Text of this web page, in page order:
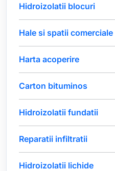
Hidroizolatii blocuri
Hale si spatii comerciale
Harta acoperire
Carton bituminos
Hidroizolatii fundatii
Reparatii infiltratii
Hidroizolatii lichide